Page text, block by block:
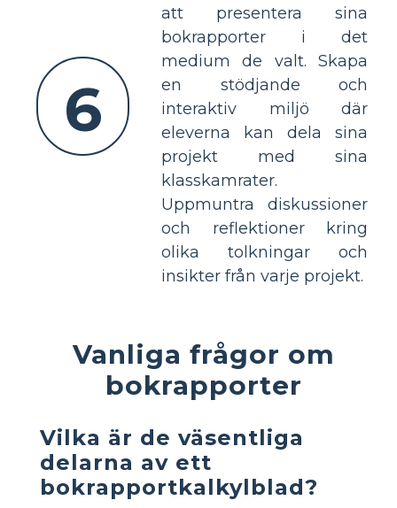
6
att presentera sina
bokrapporter i det
medium de valt. Skapa
en stödjande och
interaktiv miljö där
eleverna kan dela sina
projekt med sina
klasskamrater.
Uppmuntra diskussioner
och reflektioner kring
olika tolkningar och
insikter från varje projekt.
Vanliga frågor om
bokrapporter
Vilka är de väsentliga
delarna av ett
bokrapportkalkylblad?